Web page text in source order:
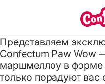
Новая линейка
Представляем
Confectum Paw Wow
маршмеллоу в форме
только порадуют вас